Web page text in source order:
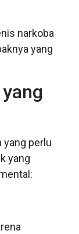
narkoba
yang
yang perlu
yang